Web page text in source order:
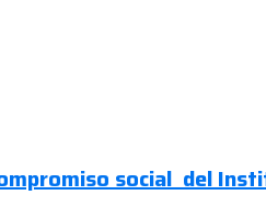
social del